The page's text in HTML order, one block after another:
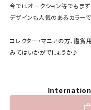
今ではオークション等でもま
デザインも人気のあるカラー
コレクター・マニアの方、鑑賞
みてはいかがでしょうか♪